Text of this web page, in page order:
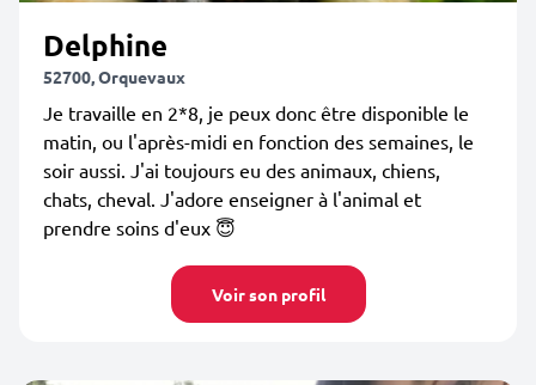
Delphine
52700, Orquevaux
Je travaille en 2*8, je peux donc être disponible le
matin, ou l'après-midi en fonction des semaines, le
soir aussi. J'ai toujours eu des animaux, chiens,
chats, cheval. J'adore enseigner à l'animal et
prendre soins d'eux 😇
Voir son profil